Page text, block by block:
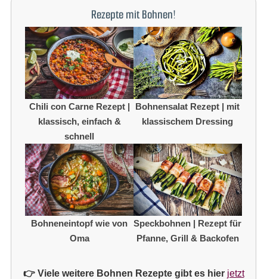
Rezepte mit Bohnen!
Chili con Carne Rezept |
klassisch, einfach &
schnell
Bohnensalat Rezept | mit
klassischem Dressing
Bohneneintopf wie von
Oma
Speckbohnen | Rezept für
Pfanne, Grill & Backofen
👉 Viele weitere Bohnen Rezepte gibt es hier jetzt